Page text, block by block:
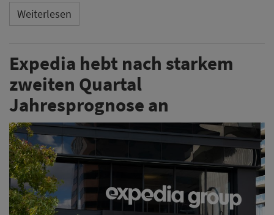
Weiterlesen
Expedia hebt nach starkem
zweiten Quartal
Jahresprognose an